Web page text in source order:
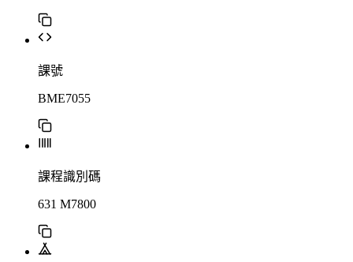
課號
BME7055
課程識別碼
631 M7800